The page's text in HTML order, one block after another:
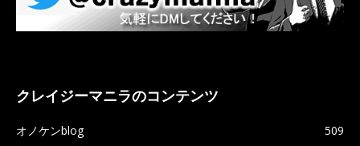
クレイジーマニラのコンテンツ
オノケンblog
509